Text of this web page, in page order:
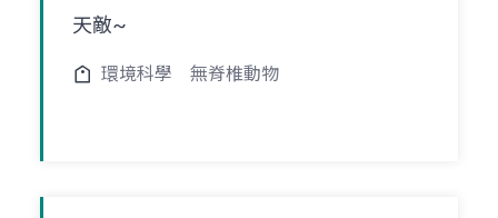
天敵~
環境科學 無脊椎動物